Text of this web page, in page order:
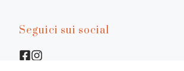
Seguici sui social